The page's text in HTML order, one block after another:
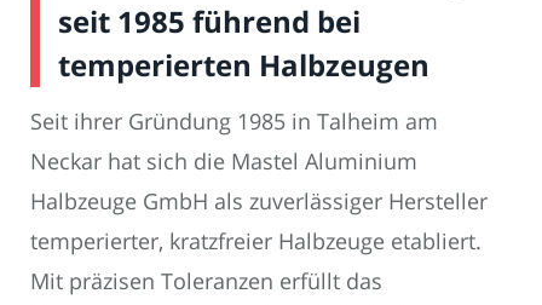
seit 1985 führend bei
temperierten Halbzeugen
Seit ihrer Gründung 1985 in Talheim am
Neckar hat sich die Mastel Aluminium
Halbzeuge GmbH als zuverlässiger Hersteller
temperierter, kratzfreier Halbzeuge etabliert.
Mit präzisen Toleranzen erfüllt das